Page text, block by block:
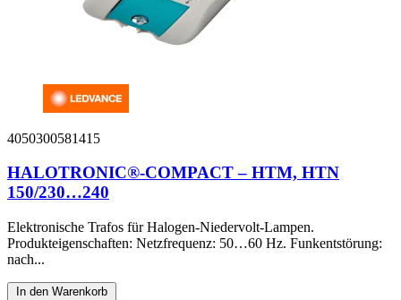
4050300581415
HALOTRONIC®-COMPACT – HTM, HTN
150/230…240
Elektronische Trafos für Halogen-Niedervolt-Lampen.
Produkteigenschaften: Netzfrequenz: 50…60 Hz. Funkentstörung:
nach...
In den Warenkorb